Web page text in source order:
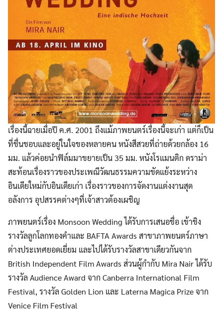
เรื่องนี้ฉายเมื่อปี ค.ศ. 2001 ถึงแม้ภาพยนตร์เรื่องนี้จะเก่า แต่ก็เป็น
ที่ชื่นชอบและอยู่ในใจของหลายคน หนังสีสวยที่ถ่ายด้วยกล้อง 16
มม. แล้วค่อยนำฟิล์มมาขยายเป็น 35 มม. หนังโรแมนติก ดราม่า
สะท้อนเรื่องราวของประเพณีวัฒนธรรมความขัดแย้งระหว่าง
อินเดียใหม่กับอินเดียเก่า เรื่องราวของการจัดงานแต่งงานสุด
อลังการ อุปสรรคต่างๆที่เจ้าสาวต้องเผชิญ
ภาพยนตร์เรื่อง Monsoon Wedding ได้รับการเสนอชื่อ เข้าชิง
รางวัลลูกโลกทองคำและ BAFTA Awards สาขาภาพยนตร์ภาษา
ต่างประเทศยอดเยี่ยม และไปได้รับรางวัลสาขาเดียวกันจาก
British Independent Film Awards ส่วนผู้กำกับ Mira Nair ได้รับ
รางวัล Audience Award จาก Canberra International Film
Festival, รางวัล Golden Lion และ Laterna Magica Prize จาก
Venice Film Festival